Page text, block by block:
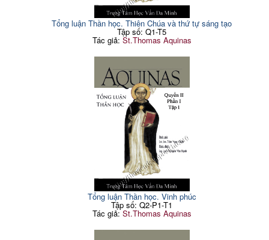
Tổng luận Thần học. Thiên Chúa và thứ tự sáng tạo
Tập số: Q1-T5
Tác giả: St.Thomas Aquinas
Tổng luận Thần học. Vinh phúc
Tập số: Q2-P1-T1
Tác giả:St.Thomas Aquinas